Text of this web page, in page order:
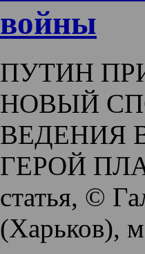
войны
ПУТИН
НОВЫЙ
ВЕДЕНИЯ
ГЕРОЙ
статья, ©
(Харьков),